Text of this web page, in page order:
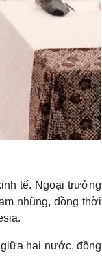
tế. Ngoại trưởng
nhũng, đồng thời
hai nước, đồng